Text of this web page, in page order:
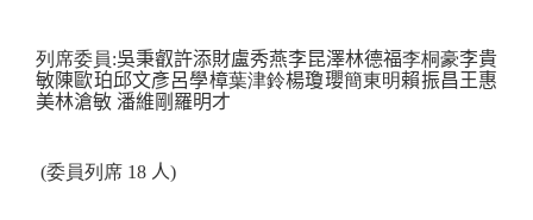
列席委員:吳秉叡許添財盧秀燕李昆澤林德福李桐豪李貴
敏陳歐珀 邱文彥呂學樟葉津鈴楊瓊瓔簡東明賴振昌王惠
美林滄敏 潘維剛 羅明才
(委員列席 18 人)